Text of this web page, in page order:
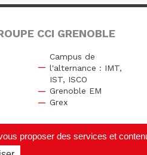
CCI GRENOBLE
Campus de
l'alternance : IMT,
IST, ISCO
Grenoble EM
Grex
proposer des services et